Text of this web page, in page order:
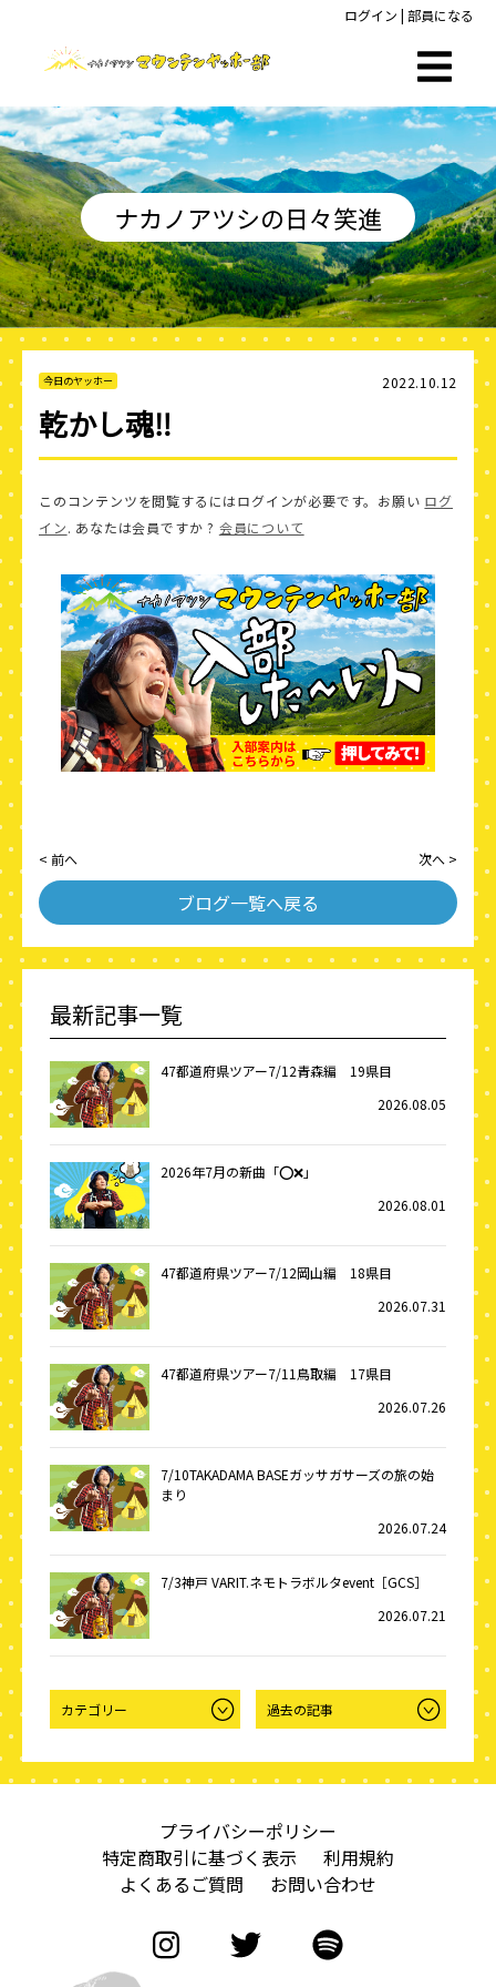
ログイン | 部員になる
ナカノアツシの日々笑進
今日のヤッホー 2022.10.12
乾かし魂‼️
このコンテンツを閲覧するにはログインが必要です。お願い ログ
イン. あなたは会員ですか ? 会員について
< 前へ
ブログ一覧へ戻る
次へ >
最新記事一覧
47都道府県ツアー7/12青森編 19県目
2026.08.05
2026年7月の新曲「⭕️❌」
2026.08.01
47都道府県ツアー7/12岡山編 18県目
2026.07.31
47都道府県ツアー7/11鳥取編 17県目
2026.07.26
7/10TAKADAMA BASEガッサガサーズの旅の始
まり
2026.07.24
7/3神戸 VARIT.ネモトラボルタevent［GCS］
2026.07.21
プライバシーポリシー
特定商取引に基づく表示
利用規約
よくあるご質問
お問い合わせ